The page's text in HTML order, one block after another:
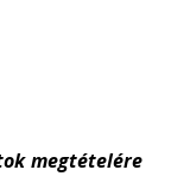
megtételére